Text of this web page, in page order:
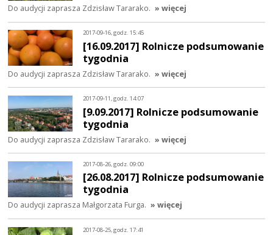
Do audycji zaprasza Zdzisław Tararako. » więcej
2017-09-16, godz. 15:45
[16.09.2017] Rolnicze podsumowanie
tygodnia
Do audycji zaprasza Zdzisław Tararako. » więcej
2017-09-11, godz. 14:07
[9.09.2017] Rolnicze podsumowanie
tygodnia
Do audycji zaprasza Zdzisław Tararako. » więcej
2017-08-26, godz. 09:00
[26.08.2017] Rolnicze podsumowanie
tygodnia
Do audycji zaprasza Małgorzata Furga. » więcej
2017-08-25, godz. 17:41